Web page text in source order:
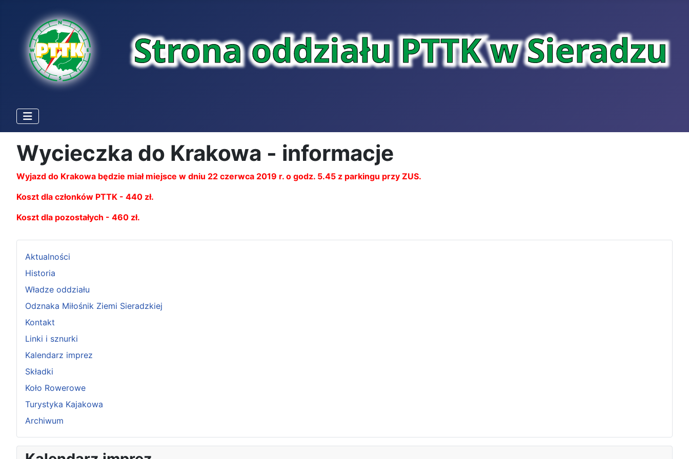
Aktualności
Historia
Władze oddziału
Odznaka Miłośnik Ziemi Sieradzkiej
Kontakt
Linki i sznurki
Kalendarz imprez
Składki
Koło Rowerowe
Turystyka Kajakowa
Archiwum
P P N N
Wycieczka do Krakowa - informacje
Wyjazd do Krakowa będzie miał miejsce w dniu 22 czerwca 2019 r. o godz. 5.45 z parkingu przy ZUS.
Koszt dla członków PTTK - 440 zł.
Koszt dla pozostałych - 460 zł.